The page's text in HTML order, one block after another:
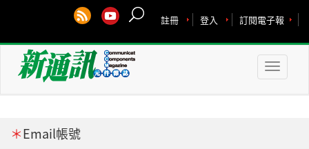
訂閱電子報
登入
註冊
Toggle
＊Email帳號